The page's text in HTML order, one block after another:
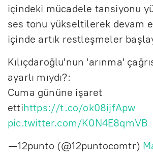
içindeki mücadele tansiyonu
ses tonu yükseltilerek devam
içinde artık restleşmeler
Kılıçdaroğlu'nun 'arınma'
ayarlı mıydı?:
Cuma gününe işaret
ettihttps://t.co/ok08ijfApw
pic.twitter.com/K0N4E8qmVB
— 12punto (@12puntocomtr)